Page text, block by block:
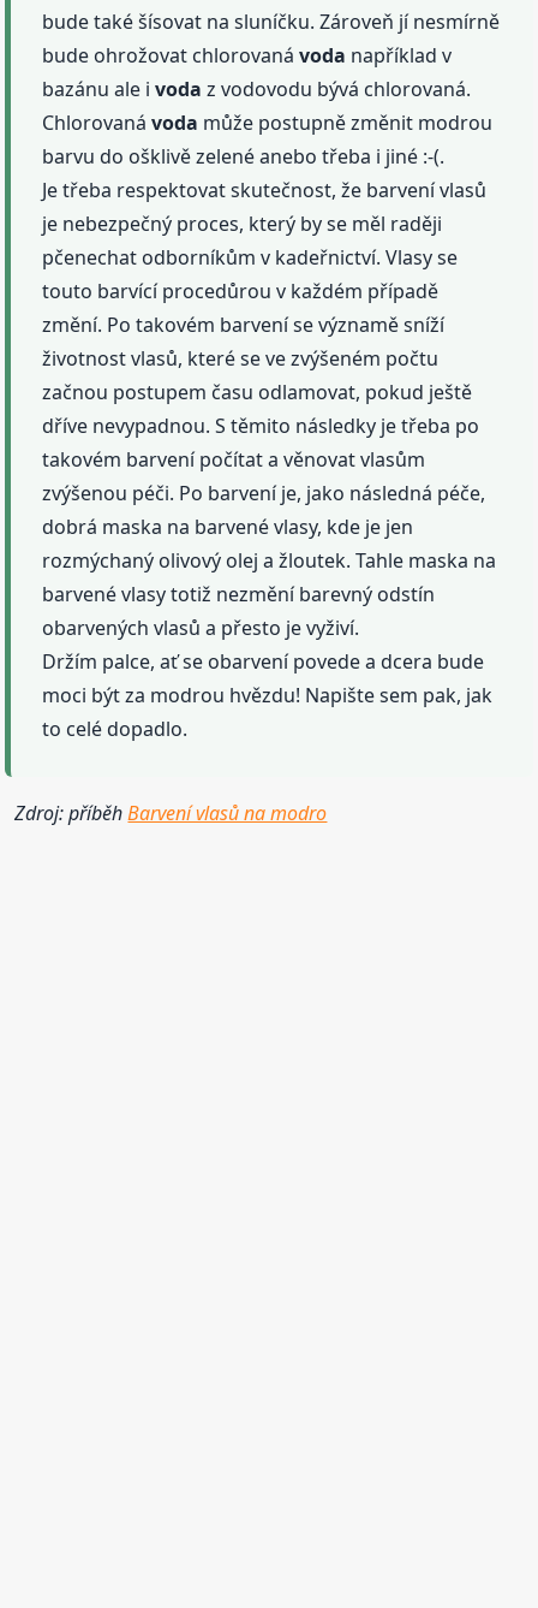
bude také šísovat na sluníčku. Zároveň jí nesmírně
bude ohrožovat chlorovanávoda například v
bazánu ale ivoda z vodovodu bývá chlorovaná.
Chlorovanávoda může postupně změnit modrou
barvu do ošklivě zelené anebo třeba i jiné :-(.
Je třeba respektovat skutečnost, že barvení vlasů
je nebezpečný proces, který by se měl raději
pčenechat odborníkům v kadeřnictví. Vlasy se
touto barvící procedůrou v každém případě
změní. Po takovém barvení se významě sníží
životnost vlasů, které se ve zvýšeném počtu
začnou postupem času odlamovat, pokud ještě
dříve nevypadnou. S těmito následky je třeba po
takovém barvení počítat a věnovat vlasům
zvýšenou péči. Po barvení je, jako následná péče,
dobrá maska na barvené vlasy, kde je jen
rozmýchaný olivový olej a žloutek. Tahle maska na
barvené vlasy totiž nezmění barevný odstín
obarvených vlasů a přesto je vyživí.
Držím palce, ať se obarvení povede a dcera bude
moci být za modrou hvězdu! Napište sem pak, jak
to celé dopadlo.
Zdroj: příběhBarvení vlasů na modro